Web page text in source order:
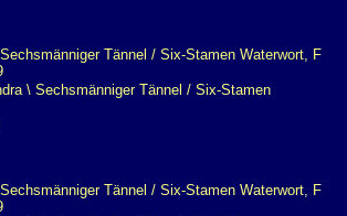
\ Sechsmänniger Tännel / Six-Stamen